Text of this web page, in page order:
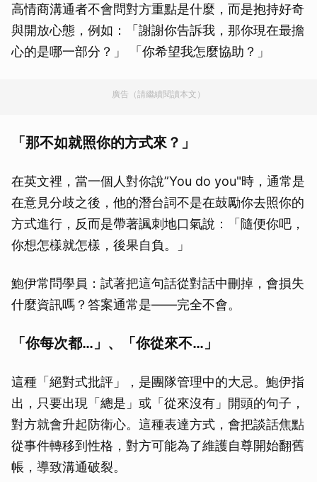
高情商溝通者不會問對方重點是什麼，而是抱持好奇
與開放心態，例如：「謝謝你告訴我，那你現在最擔
心的是哪一部分？」 「你希望我怎麼協助？」
廣告（請繼續閱讀本文）
「那不如就照你的方式來？」
在英文裡，當一個人對你說”You do you"時，通常是
在意見分歧之後，他的潛台詞不是在鼓勵你去照你的
方式進行，反而是帶著諷刺地口氣說：「隨便你吧，
你想怎樣就怎樣，後果自負。」
鮑伊常問學員：試著把這句話從對話中刪掉，會損失
什麼資訊嗎？答案通常是——完全不會。
「你每次都…」、「你從來不…」
這種「絕對式批評」，是團隊管理中的大忌。鮑伊指
出，只要出現「總是」或「從來沒有」開頭的句子，
對方就會升起防衛心。這種表達方式，會把談話焦點
從事件轉移到性格，對方可能為了維護自尊開始翻舊
帳，導致溝通破裂。